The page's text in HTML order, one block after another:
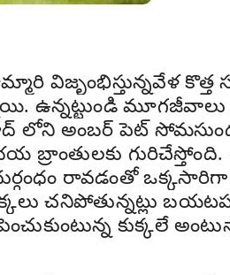
విజృంభిస్తున్నవేళ కొత్త
ఉన్నట్టుండి
లోని అంబర్ పెట్
బ్రాంతులకు గురిచేస్తోంది.
రావడంతో
చనిపోతున్నట్లు
కుక్కలే